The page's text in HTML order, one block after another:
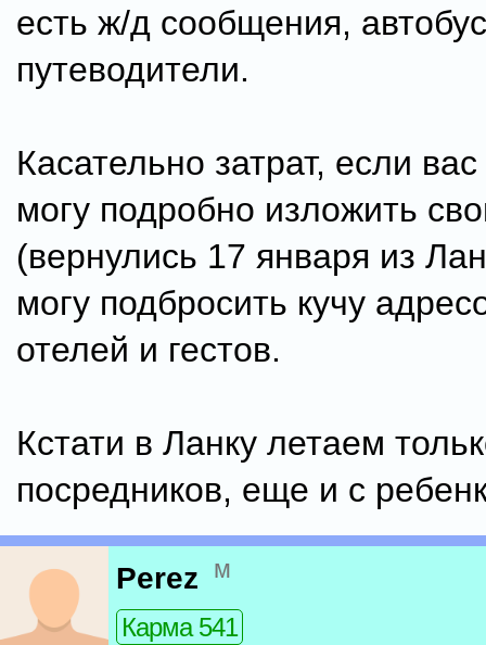
есть ж/д сообщения,
путеводители.
Касательно затрат, если
могу подробно изложить
(вернулись 17 января из
могу подбросить кучу
отелей и гестов.
Кстати в Ланку летаем
посредников, еще и с
Perez м
Карма 541